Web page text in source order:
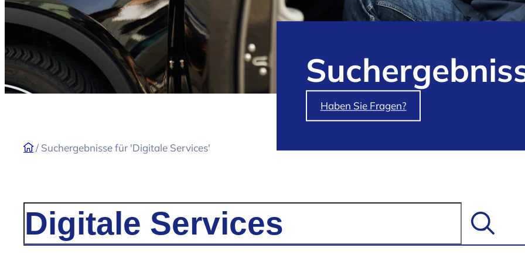
Haben Sie Fragen?
/ Suchergebnisse für 'Digitale Services'